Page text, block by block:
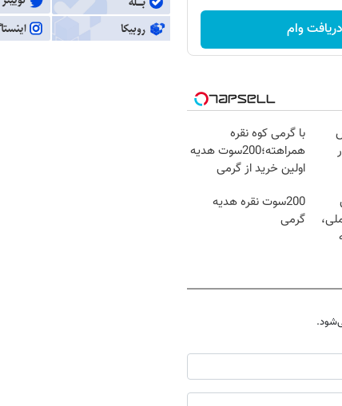
دریافت وام
با گرمی کوه نقره
همراهته؛200سوت هدیه
اولین خرید از گرمی
200سوت نقره هدیه
گرمی